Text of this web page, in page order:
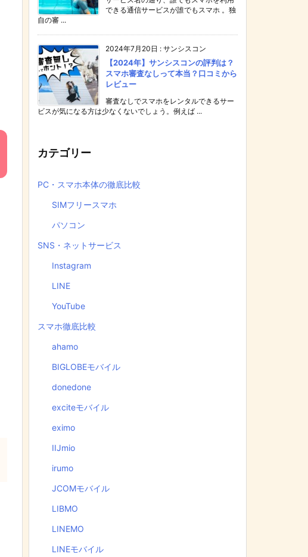
できる通信サービスが誰でもスマホ 。独
自の審 ...
2024年7月20日 : サンシスコン
【2024年】サンシスコンの評判は？
スマホ審査なしって本当？口コミから
レビュー
審査なしでスマホをレンタルできるサー
ビスが気になる方は少なくないでしょう。例えば ...
カテゴリー
PC・スマホ本体の徹底比較
SIMフリースマホ
パソコン
SNS・ネットサービス
Instagram
LINE
YouTube
スマホ徹底比較
ahamo
BIGLOBEモバイル
donedone
exciteモバイル
eximo
IIJmio
irumo
JCOMモバイル
LIBMO
LINEMO
LINEモバイル